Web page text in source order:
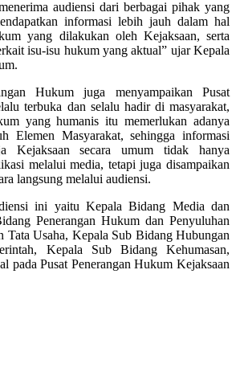
audiensi dari berbagai pihak yang
informasi lebih jauh dalam hal
yang dilakukan oleh Kejaksaan, serta
isu-isu hukum yang aktual” ujar Kepala
Hukum juga menyampaikan Pusat
terbuka dan selalu hadir di masyarakat,
yang humanis itu memerlukan adanya
Elemen Masyarakat, sehingga informasi
Kejaksaan secara umum tidak hanya
melalui media, tetapi juga disampaikan
langsung melalui audiensi.
ini yaitu Kepala Bidang Media dan
Penerangan Hukum dan Penyuluhan
Tata Usaha, Kepala Sub Bidang Hubungan
Kepala Sub Bidang Kehumasan,
pada Pusat Penerangan Hukum Kejaksaan